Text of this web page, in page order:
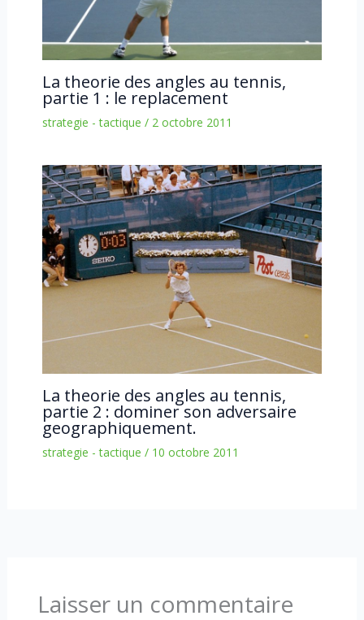
La theorie des angles au tennis,
partie 1 : le replacement
strategie - tactique / 2 octobre 2011
La theorie des angles au tennis,
partie 2 : dominer son adversaire
geographiquement.
strategie - tactique / 10 octobre 2011
Laisser un commentaire